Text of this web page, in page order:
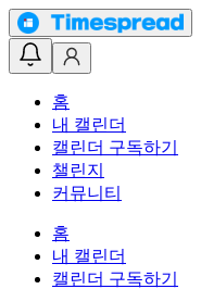
홈
내 캘린더
캘린더 구독하기
챌린지
커뮤니티
홈
내 캘린더
캘린더 구독하기